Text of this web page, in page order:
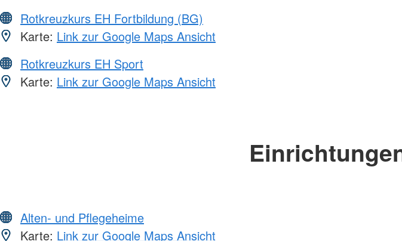
Rotkreuzkurs EH Fortbildung (BG)
Karte: Link zur Google Maps Ansicht
Rotkreuzkurs EH Sport
Karte: Link zur Google Maps Ansicht
Alten- und Pflegeheime
Karte: Link zur Google Maps Ansicht